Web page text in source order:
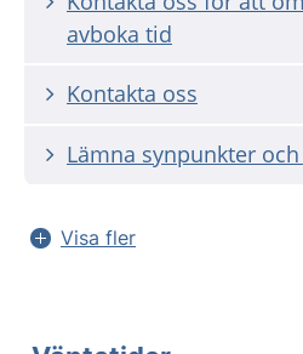
avboka tid
Kontakta oss
Lämna synpunkter
Visa fler